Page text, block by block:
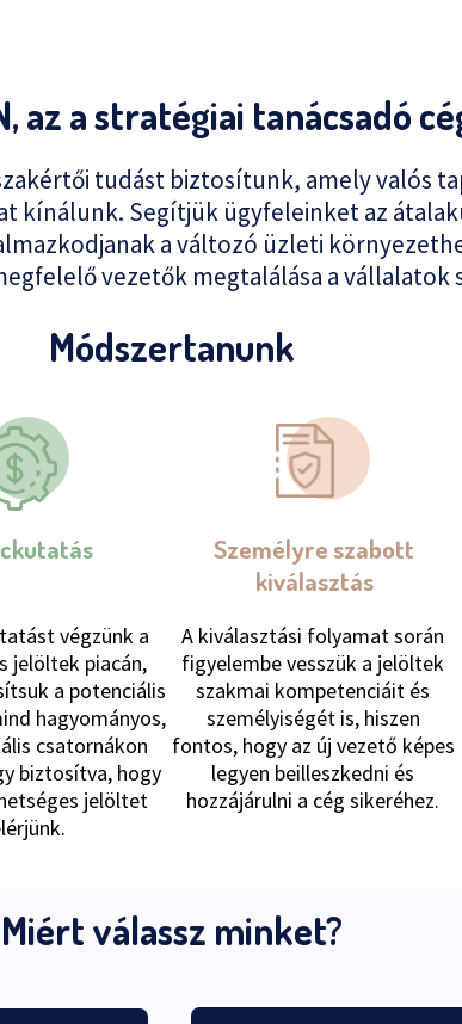
az a stratégiai tanácsadó
tudást biztosítunk, amely valós
kínálunk. Segítjük ügyfeleinket az
a változó üzleti
vezetők megtalálása a vállalatok
Módszertanunk
végzünk a
jelöltek piacán,
a potenciális
hagyományos,
csatornákon
biztosítva, hogy
jelöltet
Személyre szabott
kiválasztás
A kiválasztási folyamat során
figyelembe vesszük a jelöltek
szakmai kompetenciáit és
személyiségét is, hiszen
fontos, hogy az új vezető képes
legyen beilleszkedni és
hozzájárulni a cég sikeréhez.
Miért válassz minket?